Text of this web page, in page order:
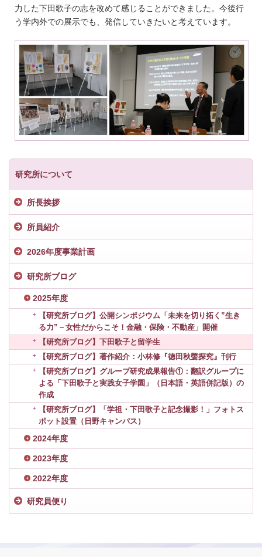
力した下田歌子の志を改めて感じることができました。今後行
う学内外での展示でも、発信していきたいと考えています。
研究所について
所長挨拶
所員紹介
2026年度事業計画
研究所ブログ
2025年度
【研究所ブログ】公開シンポジウム「未来を切り拓く”生き
る力”－女性だからこそ！金融・保険・不動産」開催
【研究所ブログ】下田歌子と留学生
【研究所ブログ】著作紹介：小林修『徳田秋聲探究』刊行
【研究所ブログ】グループ研究成果報告①：翻訳グループに
よる「下田歌子と実践女子学園」（日本語・英語併記版）の
作成
【研究所ブログ】「学祖・下田歌子と記念撮影！」フォトス
ポット設置（日野キャンパス）
2024年度
2023年度
2022年度
研究員便り